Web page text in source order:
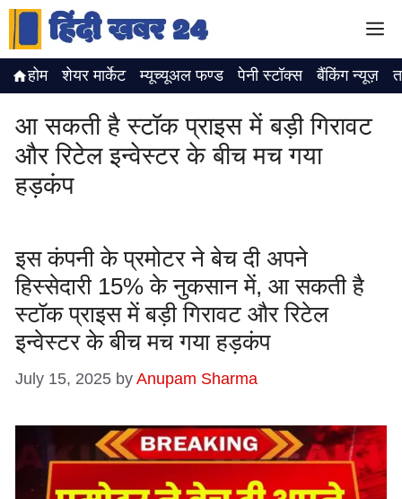
Skip
content
होम शेयर मार्केट म्यूच्यूअल फण्ड पेनी स्टॉक्स बैंकिंग न्यूज़
आ सकती है स्टॉक प्राइस में बड़ी गिरावट
और रिटेल इन्वेस्टर के बीच मच गया
हड़कंप
इस कंपनी के प्रमोटर ने बेच दी अपने
हिस्सेदारी 15% के नुकसान में, आ सकती है
स्टॉक प्राइस में बड़ी गिरावट और रिटेल
इन्वेस्टर के बीच मच गया हड़कंप
July 15, 2025 by Anupam Sharma